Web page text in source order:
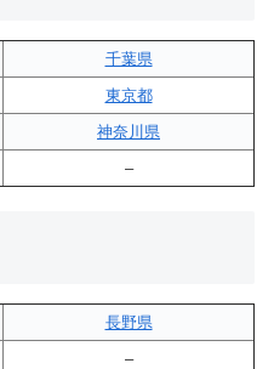
千葉県
東京都
神奈川県
–
長野県
–